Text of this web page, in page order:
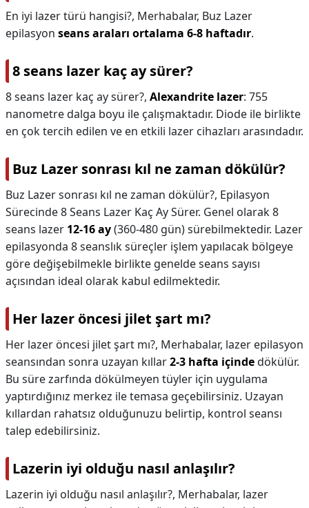
En iyi lazer türü hangisi?, Merhabalar, Buz Lazer
epilasyon seans araları ortalama 6-8 haftadır.
8 seans lazer kaç ay sürer?
8 seans lazer kaç ay sürer?, Alexandrite lazer: 755
nanometre dalga boyu ile çalışmaktadır. Diode ile birlikte
en çok tercih edilen ve en etkili lazer cihazları arasındadır.
Buz Lazer sonrası kıl ne zaman dökülür?
Buz Lazer sonrası kıl ne zaman dökülür?, Epilasyon
Sürecinde 8 Seans Lazer Kaç Ay Sürer. Genel olarak 8
seans lazer 12-16 ay(360-480 gün) sürebilmektedir. Lazer
epilasyonda 8 seanslık süreçler işlem yapılacak bölgeye
göre değişebilmekle birlikte genelde seans sayısı
açısından ideal olarak kabul edilmektedir.
Her lazer öncesi jilet şart mı?
Her lazer öncesi jilet şart mı?, Merhabalar, lazer epilasyon
seansından sonra uzayan kıllar2-3 hafta içindedökülür.
Bu süre zarfında dökülmeyen tüyler için uygulama
yaptırdığınız merkez ile temasa geçebilirsiniz. Uzayan
kıllardan rahatsız olduğunuzu belirtip, kontrol seansı
talep edebilirsiniz.
Lazerin iyi olduğu nasıl anlaşılır?
Lazerin iyi olduğu nasıl anlaşılır?, Merhabalar, lazer